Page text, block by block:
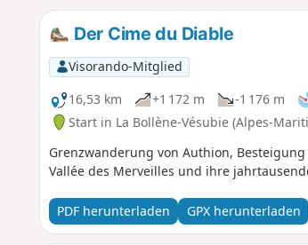
Der Cime du Diable
Visorando-Mitglied
16,53 km
+1 172 m -1 176 m
Start in La Bollène-Vésubie (Alpes-
Grenzwanderung von Authion,
Vallée des Merveilles und ihre
PDF herunterladen GPX herunterladen